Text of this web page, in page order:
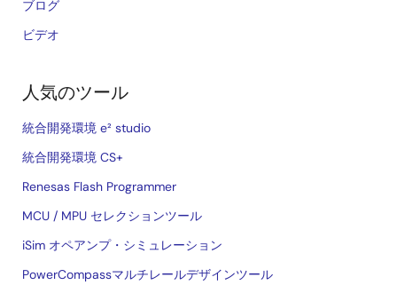
ブログ
ビデオ
人気のツール
統合開発環境 e² studio
統合開発環境 CS+
Renesas Flash Programmer
MCU / MPU セレクションツール
iSim オペアンプ・シミュレーション
PowerCompassマルチレールデザインツール